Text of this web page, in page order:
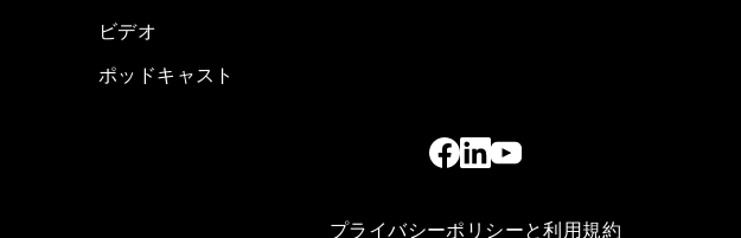
ビデオ
ポッドキャスト
プライバシーポリシーと利用規約